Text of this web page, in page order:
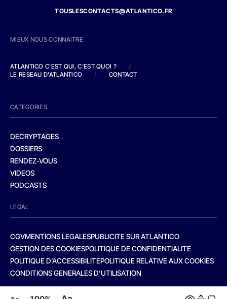
TOUSLESCONTACTS@ATLANTICO.FR
MIEUX NOUS CONNAITRE
ATLANTICO C'EST QUI, C'EST QUOI ?
/
LE RESEAU D'ATLANTICO
/ CONTACT
CATEGORIES
DECRYPTAGES
DOSSIERS
RENDEZ-VOUS
VIDEOS
PODCASTS
LEGAL
CGVMENTIONS LEGALESPUBLICITE SUR ATLANTICO
GESTION DES COOKIESPOLITIQUE DE CONFIDENTIALITE
POLITIQUE D’ACCESSIBILITEPOLITIQUE RELATIVE AUX COOKIES
CONDITIONS GENERALES D’UTILISATION